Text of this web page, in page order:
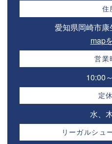
住
愛知県岡崎市康
map
営業
10:00
定
水、
リーガルシュ